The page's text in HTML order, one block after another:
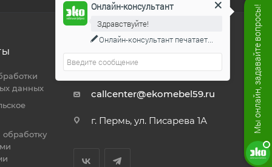
данных
обработку
8 800 444 19 50
ЗАКАЗАТЬ ЗВОНОК
callcenter@ekomebel59.ru
г. Пермь, ул. Писарева 1А Мы онлайн, задавайте вопросы!
Онлайн-консультант
Здравствуйте!
Онлайн-консультант печатает...